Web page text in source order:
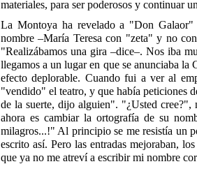
materiales, para ser poderosos y continuar
La Montoya ha revelado a "Don
nombre –María Teresa con "zeta" y no
"Realizábamos una gira –dice–. Nos iba
llegamos a un lugar en que se anunciaba
efecto deplorable. Cuando fui a ver al
"vendido" el teatro, y que había peticiones
de la suerte, dijo alguien". "¿Usted cree?",
ahora es cambiar la ortografía de su
milagros...!" Al principio se me resistía un
escrito así. Pero las entradas mejoraban,
que ya no me atreví a escribir mi nombre